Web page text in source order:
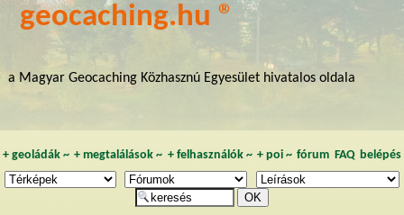
geocaching.hu ®
a Magyar Geocaching Közhasznú Egyesület hivatalos oldala
+ geoládák~ +megtalálások ~ + felhasználók~ + poi~ fórum FAQ belépés